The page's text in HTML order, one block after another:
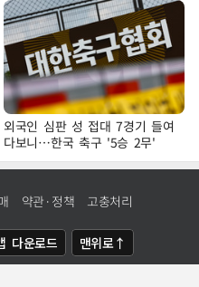
외국인 심판 성 접대 7경기 들여
다보니…한국 축구 '5승 2무'
약관·정책 고충처리
다운로드 맨위로↑